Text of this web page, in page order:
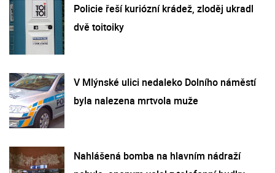
Policie řeší kuriózní krádež, zloděj ukradl
dvě toitoiky
V Mlýnské ulici nedaleko Dolního náměstí
byla nalezena mrtvola muže
Nahlášená bomba na hlavním nádraží